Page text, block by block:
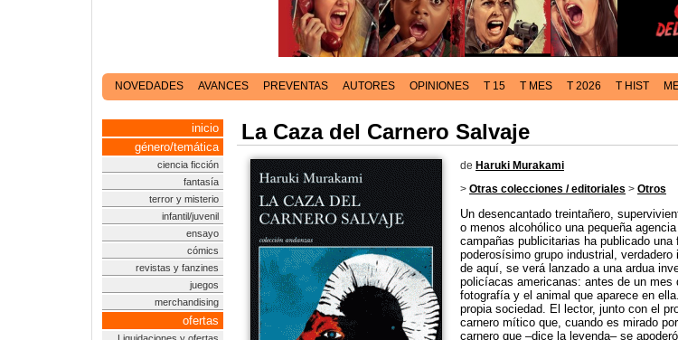
NOVEDADES AVANCES PREVENTAS AUTORES OPINIONES T 15 T MES T 2026 T HIST
inicio
género/temática
ciencia ficción
fantasía
terror y misterio
infantil/juvenil
ensayo
cómics
revistas y fanzines
juegos
merchandising
ofertas
La Caza del Carnero Salvaje
de Haruki Murakami
> Otras colecciones / editoriales > Otros
Un desencantado treintañero,
o menos alcohólico una pequeña
campañas publicitarias ha publicado
poderosísimo grupo industrial,
de aquí, se verá lanzado a una ardua
policíacas americanas: antes de un mes
fotografía y el animal que aparece en
propia sociedad. El lector, junto con el
carnero mítico que, cuando es mirado
carnero que –dice la leyenda– se